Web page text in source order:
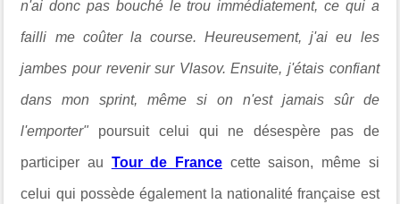
n'ai donc pas bouché le trou immédiatement, ce qui a
failli me coûter la course. Heureusement, j'ai eu les
jambes pour revenir sur Vlasov. Ensuite, j'étais confiant
dans mon sprint, même si on n'est jamais sûr de
l'emporter" poursuit celui qui ne désespère pas de
participer au Tour de France cette saison, même si
celui qui possède également la nationalité française est